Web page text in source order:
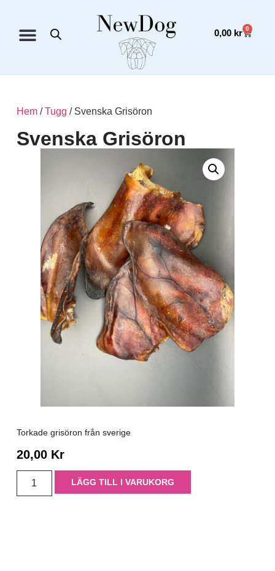
0,00 kr 0
Hem/Tugg / Svenska Grisöron
Svenska Grisöron
Torkade grisöron från sverige
20,00 Kr
LÄGG TILL I VARUKORG